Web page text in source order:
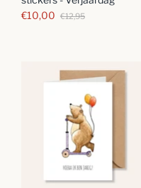
€10,00 €12,95